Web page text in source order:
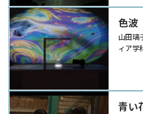
色波
山田璃
ィア学
青い